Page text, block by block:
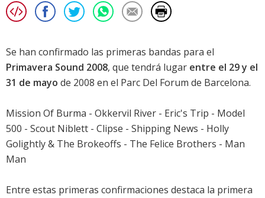
Se han confirmado las primeras bandas para el
Primavera Sound 2008, que tendrá lugar entre el 29 y el
31 de mayo de 2008 en el Parc Del Forum de Barcelona.
Mission Of Burma - Okkervil River - Eric's Trip - Model
500 - Scout Niblett - Clipse - Shipping News - Holly
Golightly & The Brokeoffs - The Felice Brothers - Man
Man
Entre estas primeras confirmaciones destaca la primera